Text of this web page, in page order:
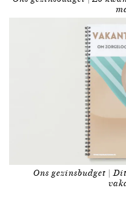
Ons gezinsbudget |